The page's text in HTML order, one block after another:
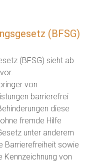
(BFSG)
(BFSG) sieht ab
von
barrierefrei
diese
fremde Hilfe
unter anderem
Barrierefreiheit sowie
Kennzeichnung von